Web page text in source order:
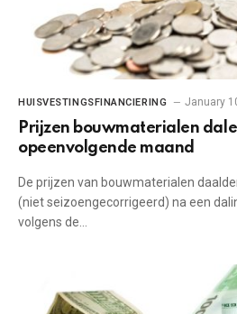
HUISVESTINGSFINANCIERING January
Prijzen bouwmaterialen
opeenvolgende maand
De prijzen van bouwmaterialen
(niet seizoengecorrigeerd) na een
volgens de…